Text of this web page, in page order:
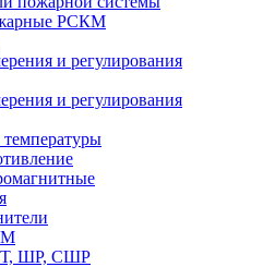
РСКМ
и регулирования
и регулирования
температуры
ШР, СШР